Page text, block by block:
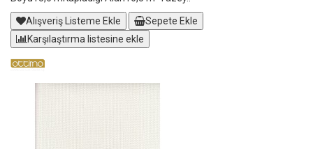
Alışveriş Listeme Ekle
Sepete Ekle
Karşılaştırma listesine ekle